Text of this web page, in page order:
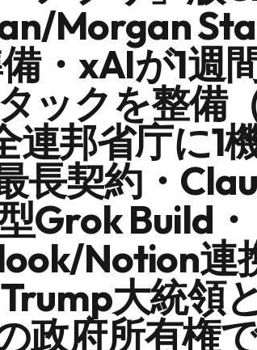
Morgan
・xAIが1週
ックを整備
連邦省庁に1
長契約・
Grok Build・
Notion連
大統領
政府所有権